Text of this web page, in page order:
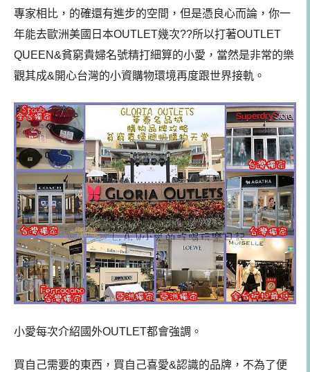
專家相比，的確還有進步的空間，但是憑良心而論，你一
年能去歐洲美國日本OUTLET幾次??所以打著OUTLET
QUEEN&貧窮貴婦名號精打細算的小愛，當然是非常的樂
觀其成&開心台灣的小資購物環境再度跟世界接軌。
小愛每次介紹國外OUTLET都會強調。
買自己需要的東西，買自己喜愛&認識的品牌，不為了便